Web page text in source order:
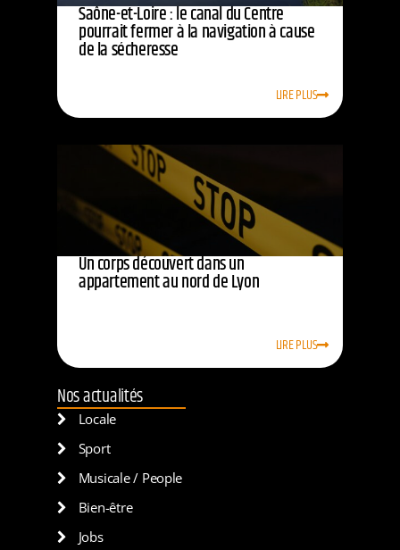
Saône-et-Loire : le canal du Centre
pourrait fermer à la navigation à cause
de la sécheresse
LIRE PLUS
Un corps découvert dans un
appartement au nord de Lyon
LIRE PLUS
Nos actualités
Locale
Sport
Musicale / People
Bien-être
Jobs